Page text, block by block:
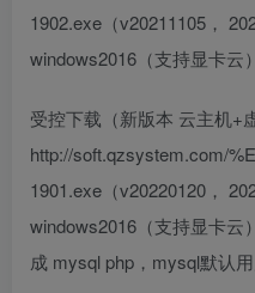
1902.exe（v20211105，
windows2016（支持显卡云
受控下载（新版本 云主机+
http://soft.qzsystem.com/
1901.exe（v20220120，
windows2016（支持显卡云
成 mysql php，mysql默认